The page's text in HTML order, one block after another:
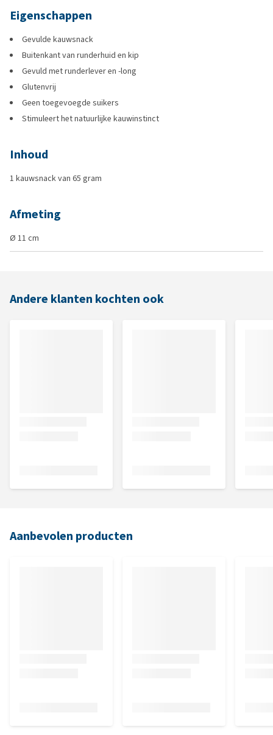
Eigenschappen
Gevulde kauwsnack
Buitenkant van runderhuid en kip
Gevuld met runderlever en -long
Glutenvrij
Geen toegevoegde suikers
Stimuleert het natuurlijke kauwinstinct
Inhoud
1 kauwsnack van 65 gram
Afmeting
Ø 11 cm
Andere klanten kochten ook
Aanbevolen producten